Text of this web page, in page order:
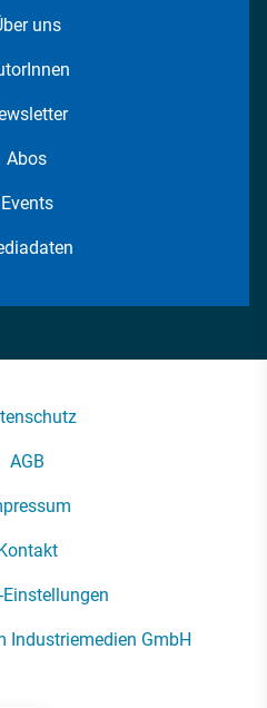
uns
Abos
Events
AGB
Einstellungen
Industriemedien GmbH